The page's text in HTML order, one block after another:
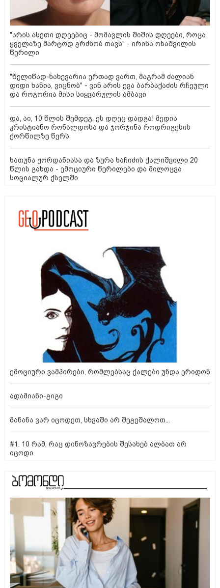
"არის ასეთი დღეებიც - მომავლის შიშის დღეები, როცა
ყველაზე მარტოდ გრძნობ თავს" - ირინა ონაშვილის
წერილი
"წელიწად-ნახევარია ერთად ვართ, მაგრამ ძალიან
დიდი ხანია, ვიცნობ" - ვინ არის ევა ბარბაქაძის რჩეული
და როგორია მისი სიყვარულის ამბავი
და, აი, 10 წლის შემდეგ, ეს დღეც დადგა! მედია
კრისტიანო რონალდოსა და ჯორჯინა როდრიგესის
ქორწილზე წერს
ხათუნა ჟორდანიასა და ზურა ხაჩიძის ქალიშვილი 20
წლის გახდა - ემოციური წერილები და მილოცვა
სოციალურ ქსელში
ემოციური ვამპირები, რომლებსაც ქალები უნდა ერიდონ
ადამიანი-გიგი
მანანა ვარ იცოდეთ, სხვაში არ შეგეშალოთ...
#1. 10 რამ, რაც დინოზავრების შესახებ ალბათ არ
იცოდი